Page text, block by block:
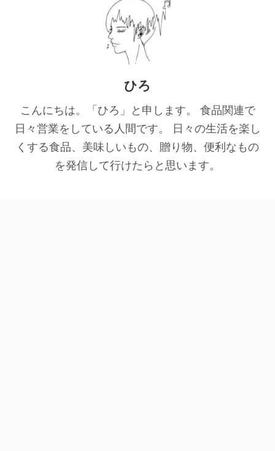
ひろ
こんにちは。「ひろ」と申します。 食品関連で
日々営業をしている人間です。 日々の生活を楽し
くする食品、美味しいもの、贈り物、便利なもの
を発信して行けたらと思います。